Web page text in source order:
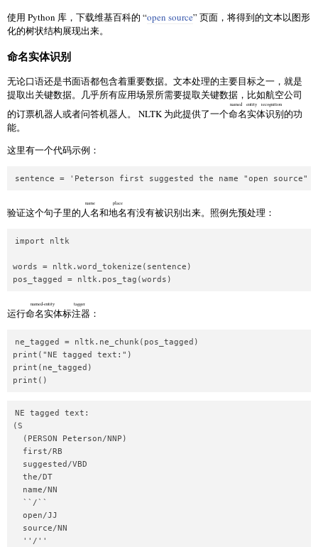
使用 Python 库，下载维基百科的 “open source” 页面，将得到的文本以图形
化的树状结构展现出来。
命名实体识别
无论口语还是书面语都包含着重要数据。文本处理的主要目标之一，就是
提取出关键数据。几乎所有应用场景所需要提取关键数据，比如航空公司
的订票机器人或者问答机器人。 NLTK 为此提供了一个命名实体识别
named entity recognition
的功
能。
这里有一个代码示例：
验证这个句子里的人名
name
和地名
place
有没有被识别出来。照例先预处理：
import nltk
words = nltk.word_tokenize(sentence)
运行命名实体标注器
named-entity tagger
：
ne_tagged = nltk.ne_chunk(pos_tagged)
print("NE tagged text:")
print(ne_tagged)
NE tagged text:
(S
  (PERSON Peterson/NNP)
  first/RB
  suggested/VBD
  the/DT
  name/NN
  ``/``
  open/JJ
  source/NN
  ''/''